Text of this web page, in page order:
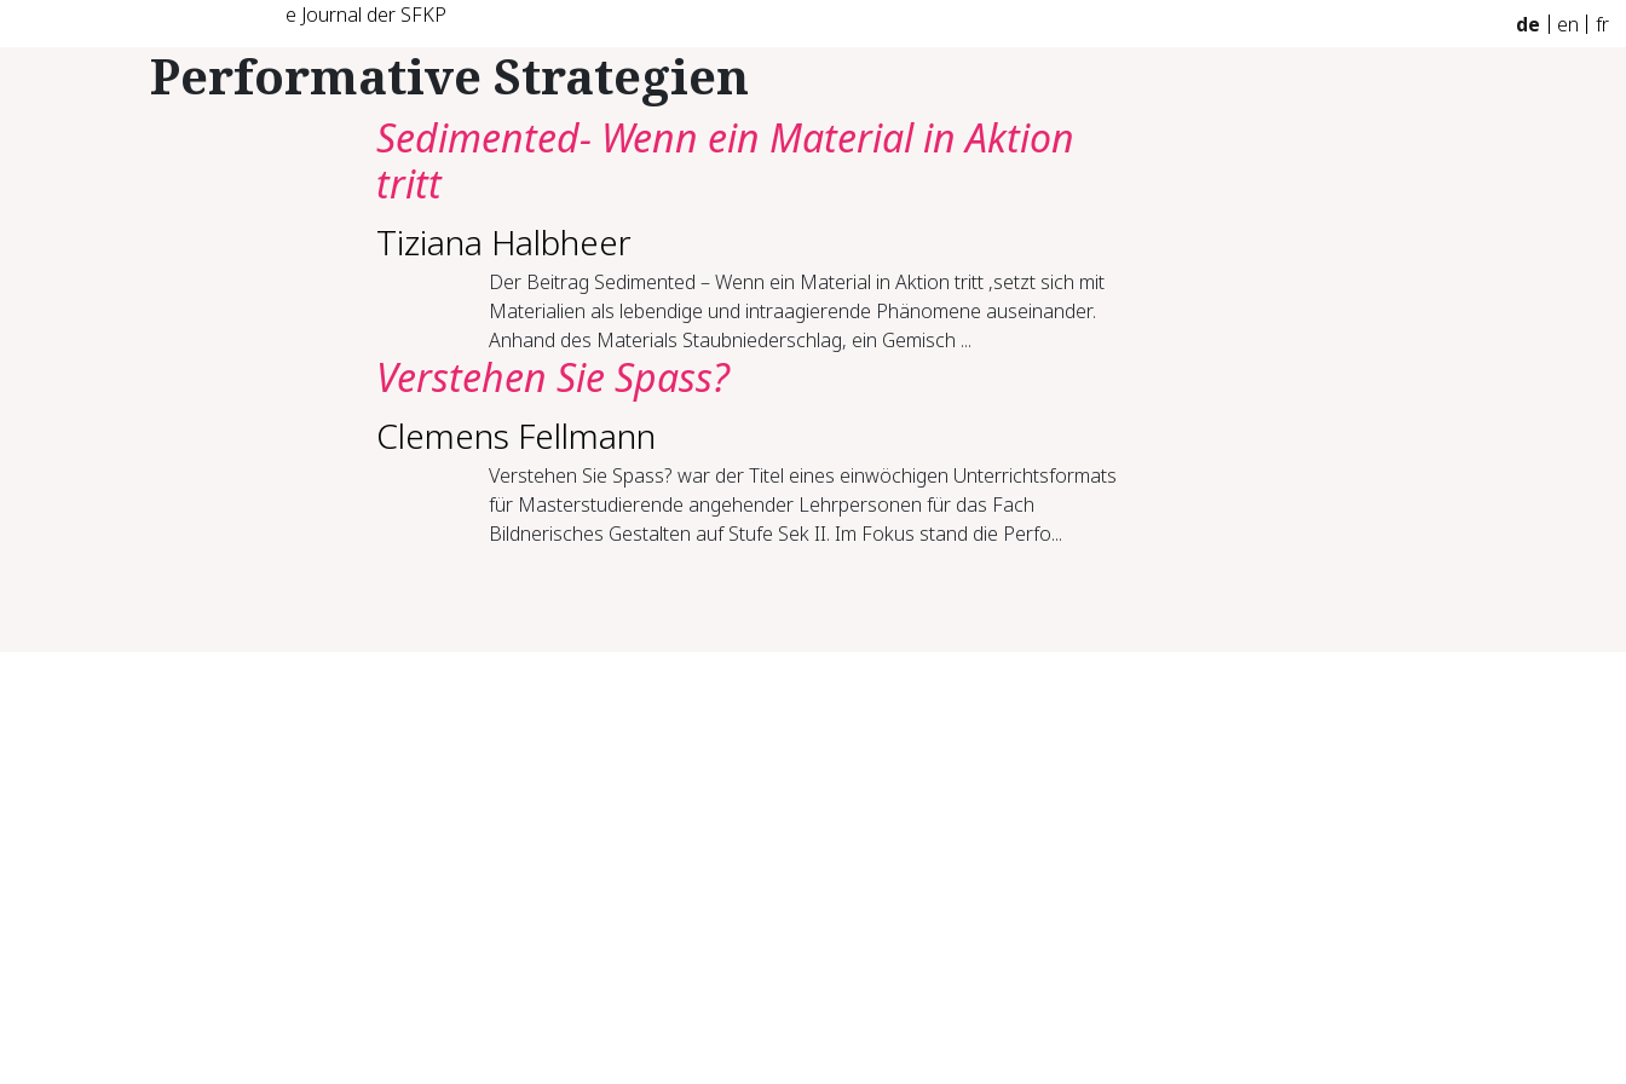
e Journal der SFKP de en fr
Performative Strategien
Sedimented- Wenn ein Material in Aktion
tritt
Tiziana Halbheer
Der Beitrag Sedimented – Wenn ein Material in Aktion tritt ,setzt sich mit
Materialien als lebendige und intraagierende Phänomene auseinander.
Anhand des Materials Staubniederschlag, ein Gemisch ...
Verstehen Sie Spass?
Clemens Fellmann
Verstehen Sie Spass? war der Titel eines einwöchigen Unterrichtsformats
für Masterstudierende angehender Lehrpersonen für das Fach
Bildnerisches Gestalten auf Stufe Sek II. Im Fokus stand die Perfo...